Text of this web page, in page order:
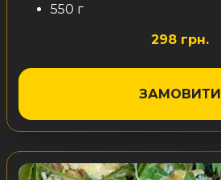
550 г
298 грн.
ЗАМОВИТИ